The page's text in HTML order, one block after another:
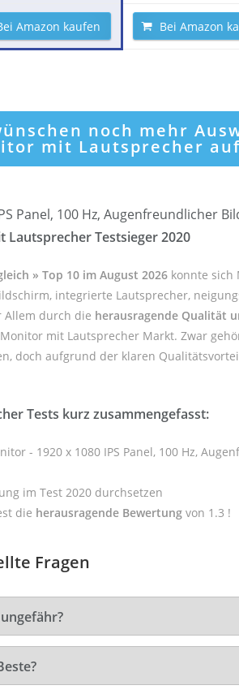
Amazon kaufen Bei Amazon
noch mehr
mit Lautsprecher
Panel, 100 Hz,
Lautsprecher Testsieger 2020
» Top 10 im August 2026 konnte sich
integrierte Lautsprecher,
Allem durch die herausragende Qualität
mit Lautsprecher Markt. Zwar
doch aufgrund der klaren
Tests kurz zusammengefasst:
- 1920 x 1080 IPS Panel, 100 Hz,
im Test 2020 durchsetzen
die herausragende Bewertung von 1.3 !
Fragen